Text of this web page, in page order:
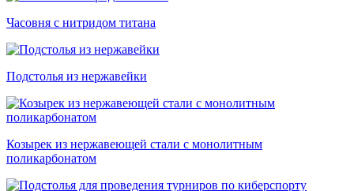
Часовня с нитридом титана
Подстолья из нержавейки
Козырек из нержавеющей стали с монолитным
поликарбонатом